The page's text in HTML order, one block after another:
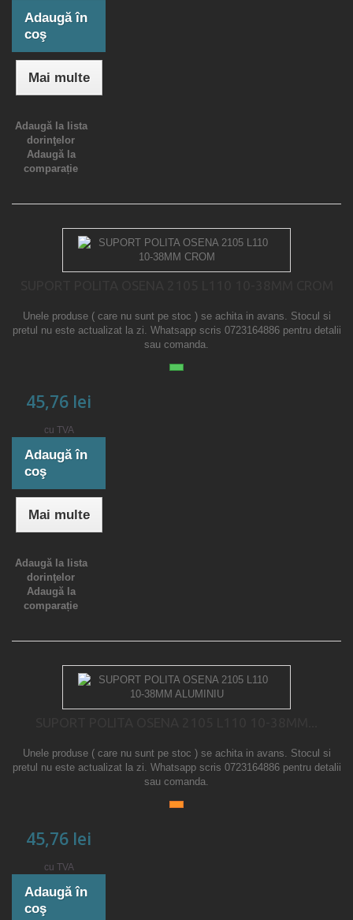
Adaugă în
coş
Mai multe
Adaugă la lista
dorinţelor
Adaugă la
comparație
Unele produse ( care nu sunt pe stoc ) se achita in avans. Stocul si
pretul nu este actualizat la zi. Whatsapp scris 0723164886 pentru detalii
sau comanda.
45,76 lei
cu TVA
Adaugă în
coş
Mai multe
Adaugă la lista
dorinţelor
Adaugă la
comparație
Unele produse ( care nu sunt pe stoc ) se achita in avans. Stocul si
pretul nu este actualizat la zi. Whatsapp scris 0723164886 pentru detalii
sau comanda.
45,76 lei
cu TVA
Adaugă în
coş